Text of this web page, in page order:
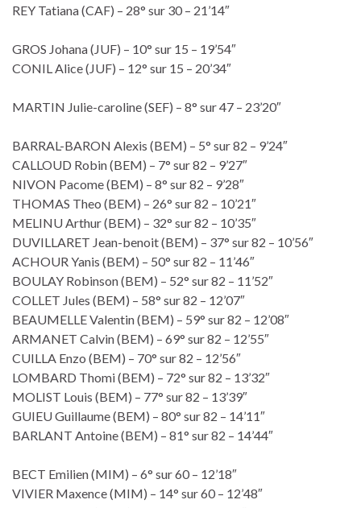
REY Tatiana (CAF) – 28° sur 30 – 21’14″
GROS Johana (JUF) – 10° sur 15 – 19’54″
CONIL Alice (JUF) – 12° sur 15 – 20’34″
MARTIN Julie-caroline (SEF) – 8° sur 47 – 23’20″
BARRAL-BARON Alexis (BEM) – 5° sur 82 – 9’24″
CALLOUD Robin (BEM) – 7° sur 82 – 9’27″
NIVON Pacome (BEM) – 8° sur 82 – 9’28″
THOMAS Theo (BEM) – 26° sur 82 – 10’21″
MELINU Arthur (BEM) – 32° sur 82 – 10’35″
DUVILLARET Jean-benoit (BEM) – 37° sur 82 – 10’56″
ACHOUR Yanis (BEM) – 50° sur 82 – 11’46″
BOULAY Robinson (BEM) – 52° sur 82 – 11’52″
COLLET Jules (BEM) – 58° sur 82 – 12’07″
BEAUMELLE Valentin (BEM) – 59° sur 82 – 12’08″
ARMANET Calvin (BEM) – 69° sur 82 – 12’55″
CUILLA Enzo (BEM) – 70° sur 82 – 12’56″
LOMBARD Thomi (BEM) – 72° sur 82 – 13’32″
MOLIST Louis (BEM) – 77° sur 82 – 13’39″
GUIEU Guillaume (BEM) – 80° sur 82 – 14’11″
BARLANT Antoine (BEM) – 81° sur 82 – 14’44″
BECT Emilien (MIM) – 6° sur 60 – 12’18″
VIVIER Maxence (MIM) – 14° sur 60 – 12’48″